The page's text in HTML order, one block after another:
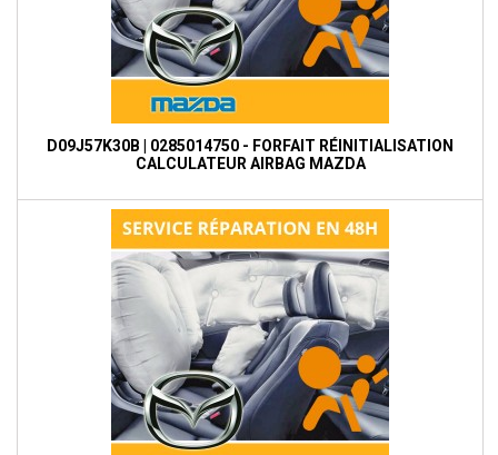
D09J57K30B | 0285014750 - FORFAIT RÉINITIALISATION
CALCULATEUR AIRBAG MAZDA